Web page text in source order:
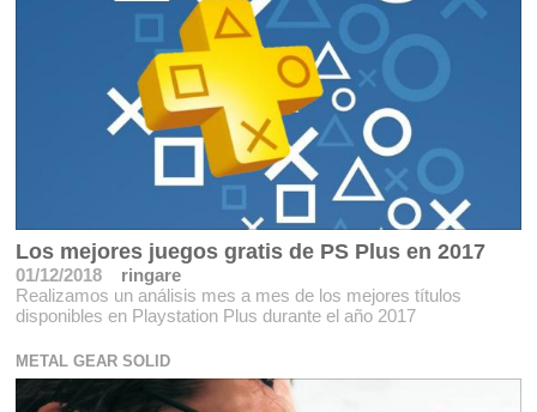
Los mejores juegos gratis de PS Plus en 2017
01/12/2018
ringare
Realizamos un análisis mes a mes de los mejores títulos
disponibles en Playstation Plus durante el año 2017
METAL GEAR SOLID